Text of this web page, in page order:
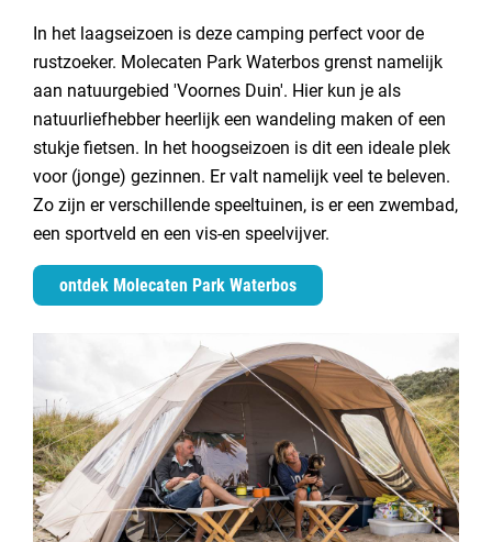
In het laagseizoen is deze camping perfect voor de
rustzoeker. Molecaten Park Waterbos grenst namelijk
aan natuurgebied 'Voornes Duin'. Hier kun je als
natuurliefhebber heerlijk een wandeling maken of een
stukje fietsen. In het hoogseizoen is dit een ideale plek
voor (jonge) gezinnen. Er valt namelijk veel te beleven.
Zo zijn er verschillende speeltuinen, is er een zwembad,
een sportveld en een vis-en speelvijver.
ontdek Molecaten Park Waterbos